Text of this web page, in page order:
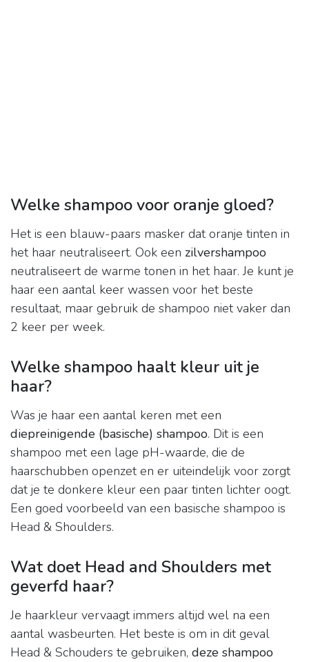
Welke shampoo voor oranje gloed?
Het is een blauw-paars masker dat oranje tinten in
het haar neutraliseert. Ook een zilvershampoo
neutraliseert de warme tonen in het haar. Je kunt je
haar een aantal keer wassen voor het beste
resultaat, maar gebruik de shampoo niet vaker dan
2 keer per week.
Welke shampoo haalt kleur uit je
haar?
Was je haar een aantal keren met een
diepreinigende (basische) shampoo. Dit is een
shampoo met een lage pH-waarde, die de
haarschubben openzet en er uiteindelijk voor zorgt
dat je te donkere kleur een paar tinten lichter oogt.
Een goed voorbeeld van een basische shampoo is
Head & Shoulders.
Wat doet Head and Shoulders met
geverfd haar?
Je haarkleur vervaagt immers altijd wel na een
aantal wasbeurten. Het beste is om in dit geval
Head & Schouders te gebruiken, deze shampoo